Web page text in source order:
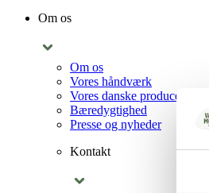
Om os
Om os
Vores håndværk
Vores danske producenter
Bæredygtighed
Presse og nyheder
Kontakt